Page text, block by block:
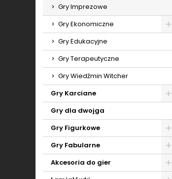
Gry Imprezowe
Gry Ekonomiczne
Gry Edukacyjne
Gry Terapeutyczne
Gry Wiedźmin Witcher
Gry Karciane
Gry dla dwojga
Gry Figurkowe
Gry Fabularne
Akcesoria do gier